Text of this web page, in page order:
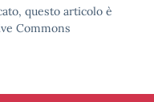
questo articolo è
Commons